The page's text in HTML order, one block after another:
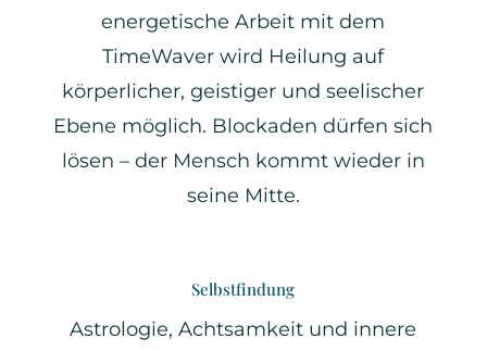
energetische Arbeit mit dem
TimeWaver wird Heilung auf
körperlicher, geistiger und seelischer
Ebene möglich. Blockaden dürfen sich
lösen – der Mensch kommt wieder in
seine Mitte.
Selbstfindung
Astrologie, Achtsamkeit und innere